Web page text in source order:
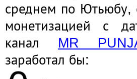
среднем по Ютьюбу,
монетизацией с
канал MR
заработал бы: